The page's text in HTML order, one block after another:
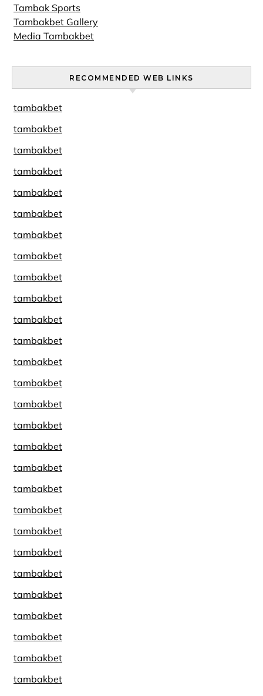
Tambak Sports
Tambakbet Gallery
Media Tambakbet
RECOMMENDED WEB LINKS
tambakbet
tambakbet
tambakbet
tambakbet
tambakbet
tambakbet
tambakbet
tambakbet
tambakbet
tambakbet
tambakbet
tambakbet
tambakbet
tambakbet
tambakbet
tambakbet
tambakbet
tambakbet
tambakbet
tambakbet
tambakbet
tambakbet
tambakbet
tambakbet
tambakbet
tambakbet
tambakbet
tambakbet